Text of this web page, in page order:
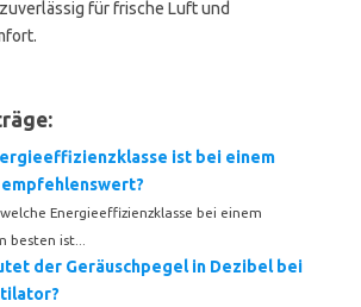
für frische Luft und
ist bei einem
Energieeffizienzklasse bei einem
besten ist...
der Geräuschpegel in Dezibel bei